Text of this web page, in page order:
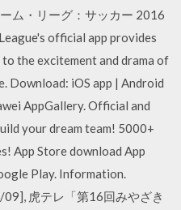
ム・リーグ：サッカー 2016
official app provides
the excitement and drama of
Download: iOS app | Android
AppGallery. Official and
your dream team! 5000+
App Store‎ download App
Play. Information.
虎テレ「第16回みやざき